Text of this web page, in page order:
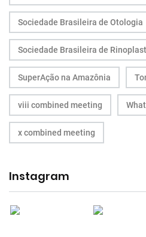
Sociedade Brasileira de Otologia
Sociedade Brasileira de
SuperAção na Amazônia
viii combined meeting
x combined meeting
Instagram